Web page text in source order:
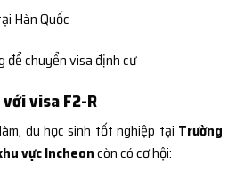
Hàn Quốc
để chuyển visa định cư
visa F2-R
du học sinh tốt nghiệp tại Trường
vực Incheoncòn có cơ hội: